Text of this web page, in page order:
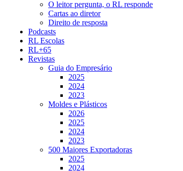
O leitor pergunta, o RL responde
Cartas ao diretor
Direito de resposta
Podcasts
RL Escolas
RL+65
Revistas
Guia do Empresário
2025
2024
2023
Moldes e Plásticos
2026
2025
2024
2023
500 Maiores Exportadoras
2025
2024